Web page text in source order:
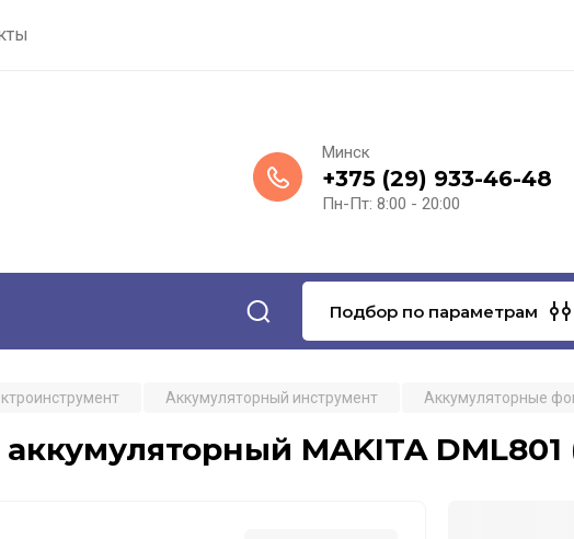
Минск
+375 (29) 933-46-48
Пн-Пт: 8:00 - 20:00
Подбор по параметрам
Аккумуляторный инструмент Аккумуляторные
MAKITA DML801